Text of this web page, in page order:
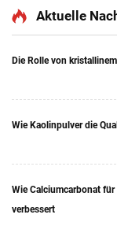
Aktuelle
Die Rolle von
Wie Kaolinpulver die
Wie Calciumcarbonat
verbessert